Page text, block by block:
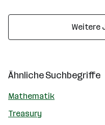
Weitere
Ähnliche Suchbegriffe
Mathematik
Treasury